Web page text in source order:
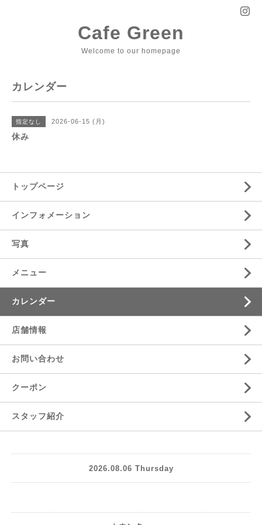
Cafe Green
Welcome to our homepage
カレンダー
指定なし 2026-06-15 (月)
休み
トップページ
インフォメーション
写真
メニュー
カレンダー
店舗情報
お問い合わせ
クーポン
スタッフ紹介
2026.08.06 Thursday